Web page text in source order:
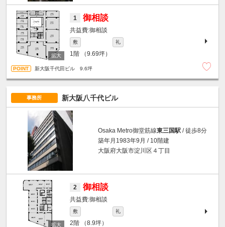
1 御相談
御相談
敷 礼
1階 （9.69坪）
新大阪千代田ビル 9.6坪
事務所 新大阪八千代ビル
Osaka Metro御堂筋線東三国駅 / 徒歩8分
築年月1983年9月 / 10階建
大阪府大阪市淀川区４丁目
2 御相談
御相談
敷 礼
2階 （8.9坪）